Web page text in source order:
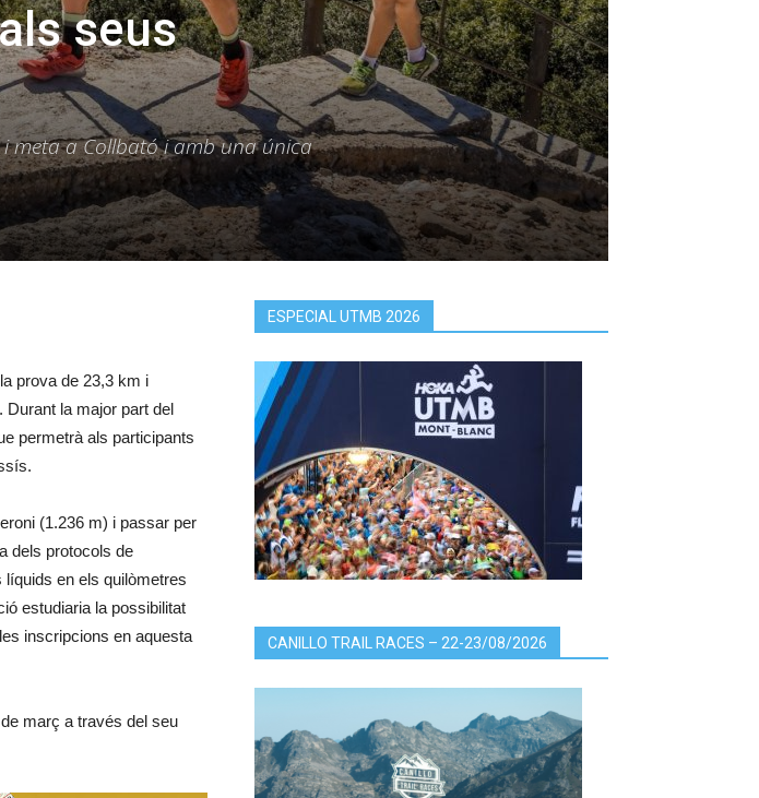
seus
meta a Collbató i amb una única
prova de 23,3 km i
Durant la major part del
permetrà als participants
(1.236 m) i passar per
dels protocols de
líquids en els quilòmetres
estudiaria la possibilitat
inscripcions en aquesta
març a través del seu
ESPECIAL UTMB 2026
CANILLO TRAIL RACES – 22-23/08/2026